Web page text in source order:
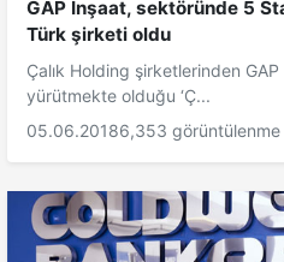
GAP İnşaat, sektöründe 5
Türk şirketi oldu
Çalık Holding şirketlerinden
yürütmekte olduğu ‘Ç...
05.06.20186,353 görüntülenme